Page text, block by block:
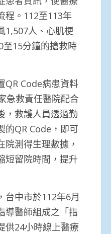
程。112至113年
1,507人、心肌梗
至15分鐘的搶救時
QR Code病患資料
急救責任醫院配合
，救護人員透過勤
的QR Code，即可
測得生理數據，
短留院時間，提升
台中市於112年6月
導醫師組成之「指
供24小時線上醫療